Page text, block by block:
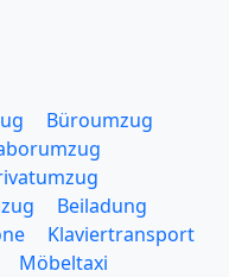
Büroumzug
Beiladung
Klaviertransport
Möbeltaxi